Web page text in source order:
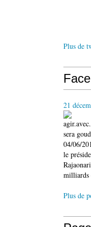
Plus de
21
sera
04/06/
le
milliards
Plus de